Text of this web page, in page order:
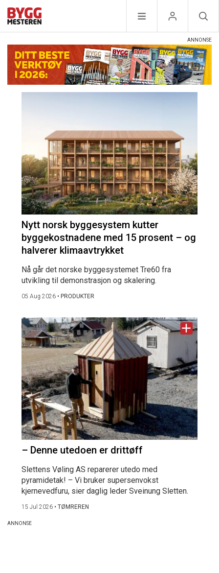
Nytt norsk byggesystem kutter
byggekostnadene med 15 prosent – og
halverer klimaavtrykket
Nå går det norske byggesystemet Tre60 fra
utvikling til demonstrasjon og skalering.
05 Aug 2026 • PRODUKTER
– Denne utedoen er drittøff
Slettens Vøling AS reparerer utedo med
pyramidetak! – Vi bruker supersenvokst
kjernevedfuru, sier daglig leder Sveinung Sletten.
15 Jul 2026 • TØMREREN